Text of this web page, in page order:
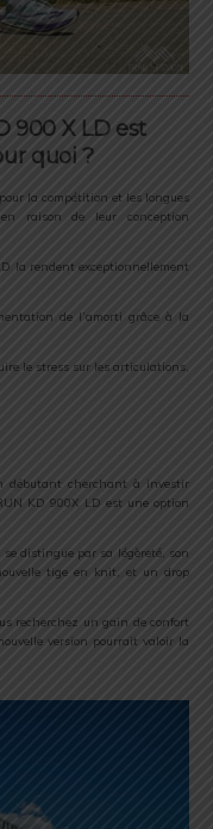
900 X LD est
quoi ?
la compétition et les longues
raison de leur conception
la rendent exceptionnellement
de l’amorti grâce à la
le stress sur les articulations,
débutant cherchant à investir
KD 900X LD est une option
distingue par sa légèreté, son
tige en knit, et un drop
recherchez un gain de confort
version pourrait valoir la